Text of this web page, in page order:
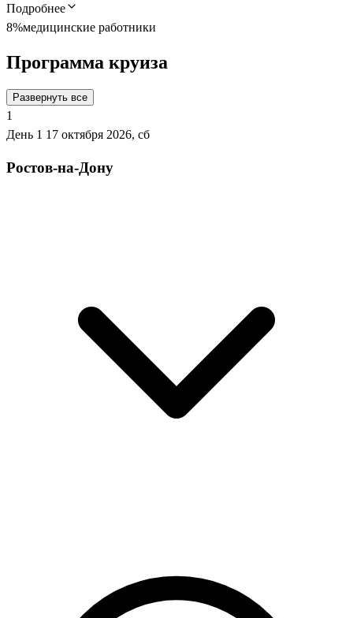
Подробнее
8%медицинские работники
Программа круиза
Развернуть все
1
День 1 17 октября 2026, сб
Ростов-на-Дону